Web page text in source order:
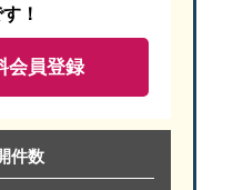
！
会員登録
件数